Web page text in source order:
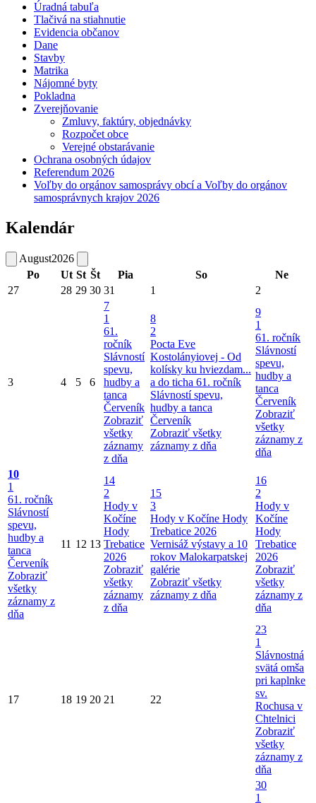
Úradná tabuľa
Tlačivá na stiahnutie
Evidencia občanov
Dane
Stavby
Matrika
Nájomné byty
Pokladna
Zverejňovanie
Zmluvy, faktúry, objednávky
Rozpočet obce
Verejné obstarávanie
Ochrana osobných údajov
Referendum 2026
Voľby do orgánov samosprávy obcí a Voľby do orgánov
samosprávnych krajov 2026
Kalendár
August2026
Po
Ut St Št Pia So
Ne
27
28 29 30 31 1 2
3 4 5 6
7
1
61.
ročník
Slávností
spevu,
hudby a
tanca
Červeník
Zobraziť
všetky
záznamy
z dňa
8
2
Pocta Eve
Kostolányiovej - Od
kolísky ku hviezdam...
a do ticha 61. ročník
Slávností spevu,
hudby a tanca
Červeník
Zobraziť všetky
záznamy z dňa
9
1
61. ročník
Slávností
spevu,
hudby a
tanca
Červeník
Zobraziť
všetky
záznamy z
dňa
10
1
61. ročník
Slávností
spevu,
hudby a
tanca
Červeník
Zobraziť
všetky
záznamy z
dňa
11 12 13
14
2
Hody v
Kočíne
Hody
Trebatice
2026
Zobraziť
všetky
záznamy
z dňa
15
3
Hody v Kočíne Hody
Trebatice 2026
Vernisáž výstavy a 10
rokov Malokarpatskej
galérie
Zobraziť všetky
záznamy z dňa
16
2
Hody v
Kočíne
Hody
Trebatice
2026
Zobraziť
všetky
záznamy z
dňa
17 18 19 20 21 22
23
1
Slávnostná
svätá omša
pri kaplnke
sv.
Rochusa v
Chtelnici
Zobraziť
všetky
záznamy z
dňa
30
1